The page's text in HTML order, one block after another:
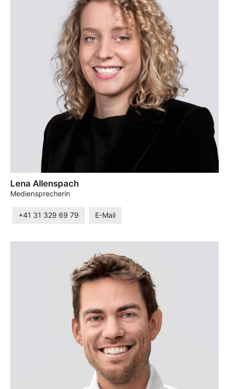
Lena Allenspach
Mediensprecherin
+41 31 329 69 79 E-Mail